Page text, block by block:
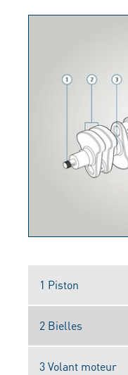
1 Piston
2 Bielles
3 Volant moteur